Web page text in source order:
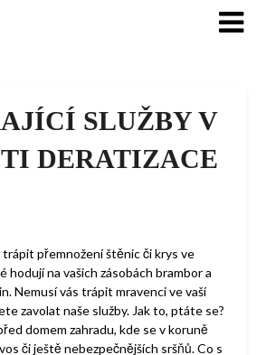
SLUŽBY V
DERATIZACE
trápit přemnožení štěnic či krys ve
hodují na vašich zásobách brambor a
Nemusí vás trápit mravenci ve vaší
zavolat naše služby. Jak to, ptáte se?
domem zahradu, kde se v koruně
či ještě nebezpečnějších sršňů. Co s